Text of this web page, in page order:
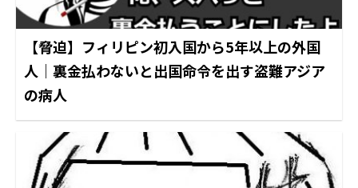
【脅迫】フィリピン初入国から5年以上の外国
人｜裏金払わないと出国命令を出す盗難アジア
の病人